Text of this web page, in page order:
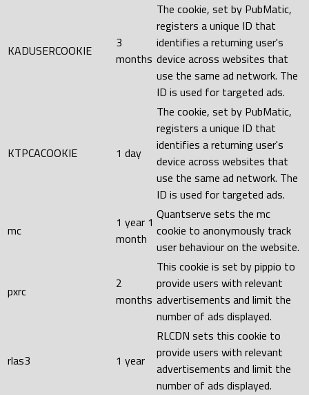
KADUSERCOOKIE
3
months
The cookie, set by PubMatic,
registers a unique ID that
identifies a returning user's
device across websites that
use the same ad network. The
ID is used for targeted ads.
KTPCACOOKIE 1 day
The cookie, set by PubMatic,
registers a unique ID that
identifies a returning user's
device across websites that
use the same ad network. The
ID is used for targeted ads.
mc
1 year 1
month
Quantserve sets the mc
cookie to anonymously track
user behaviour on the website.
pxrc
2
months
This cookie is set by pippio to
provide users with relevant
advertisements and limit the
number of ads displayed.
rlas3 1 year
RLCDN sets this cookie to
provide users with relevant
advertisements and limit the
number of ads displayed.